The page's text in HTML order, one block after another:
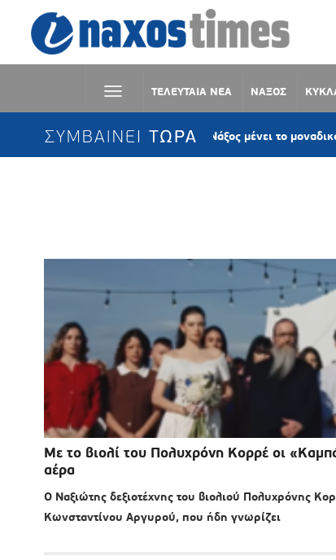
ΤΕΛΕΥΤΑΙΑ ΝΕΑ ΝΑΞΟΣ
ΣΥΜΒΑΙΝΕΙ ΤΩΡΑ
ΠΑΣΟΚ Νάξου: «Η Νάξος μένει το μοναδικό νησί των
Με το βιολί του Πολυχρόνη Κορρέ οι
αέρα
Ο Ναξιώτης δεξιοτέχνης του βιολιού Πολυχρόνης
Κωνσταντίνου Αργυρού, που ήδη γνωρίζει